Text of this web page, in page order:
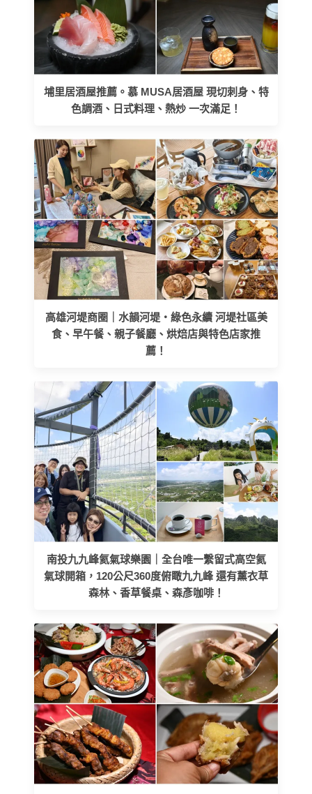
埔里居酒屋推薦。慕 MUSA居酒屋 現切刺身、特
色調酒、日式料理、熱炒 一次滿足！
高雄河堤商圈｜水韻河堤‧綠色永續 河堤社區美
食、早午餐、親子餐廳、烘焙店與特色店家推
薦！
南投九九峰氦氣球樂園｜全台唯一繫留式高空氦
氣球開箱，120公尺360度俯瞰九九峰 還有薰衣草
森林、香草餐桌、森彥咖啡！